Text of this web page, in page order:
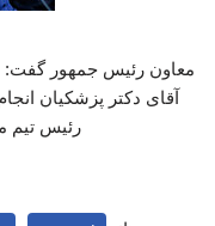
معاون رئیس جمهور گفت:
آقای دکتر پزشکیان
رئیس تیم